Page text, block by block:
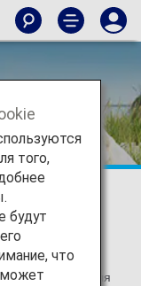
класса
класса
мили для
того,
будут
что
может